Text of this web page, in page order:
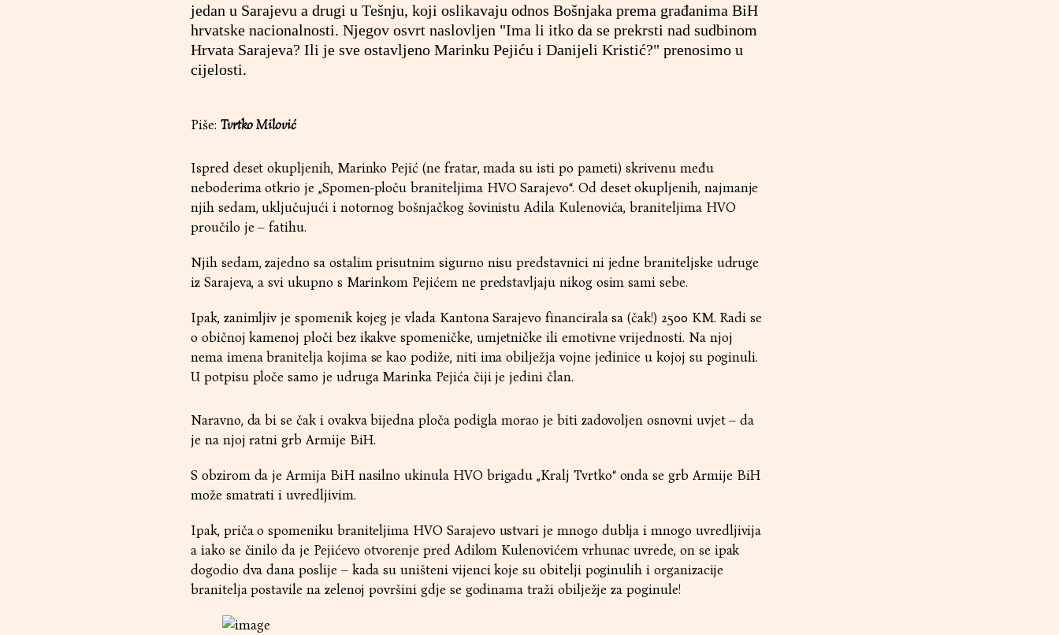
jedan u Sarajevu a drugi u Tešnju, koji oslikavaju odnos Bošnjaka prema građanima BiH
hrvatske nacionalnosti. Njegov osvrt naslovljen "Ima li itko da se prekrsti nad sudbinom
Hrvata Sarajeva? Ili je sve ostavljeno Marinku Pejiću i Danijeli Kristić?" prenosimo u
cijelosti.
Piše: Tvrtko Milović
Ispred deset okupljenih, Marinko Pejić (ne fratar, mada su isti po pameti) skrivenu među
neboderima otkrio je „Spomen-ploču braniteljima HVO Sarajevo“. Od deset okupljenih, najmanje
njih sedam, uključujući i notornog bošnjačkog šovinistu Adila Kulenovića, braniteljima HVO
proučilo je – fatihu.
Njih sedam, zajedno sa ostalim prisutnim sigurno nisu predstavnici ni jedne braniteljske udruge
iz Sarajeva, a svi ukupno s Marinkom Pejićem ne predstavljaju nikog osim sami sebe.
Ipak, zanimljiv je spomenik kojeg je vlada Kantona Sarajevo financirala sa (čak!) 2500 KM. Radi se
o običnoj kamenoj ploči bez ikakve spomeničke, umjetničke ili emotivne vrijednosti. Na njoj
nema imena branitelja kojima se kao podiže, niti ima obilježja vojne jedinice u kojoj su poginuli.
U potpisu ploče samo je udruga Marinka Pejića čiji je jedini član.
Naravno, da bi se čak i ovakva bijedna ploča podigla morao je biti zadovoljen osnovni uvjet – da
je na njoj ratni grb Armije BiH.
S obzirom da je Armija BiH nasilno ukinula HVO brigadu „Kralj Tvrtko“ onda se grb Armije BiH
može smatrati i uvredljivim.
Ipak, priča o spomeniku braniteljima HVO Sarajevo ustvari je mnogo dublja i mnogo uvredljivija
a iako se činilo da je Pejićevo otvorenje pred Adilom Kulenovićem vrhunac uvrede, on se ipak
dogodio dva dana poslije – kada su uništeni vijenci koje su obitelji poginulih i organizacije
branitelja postavile na zelenoj površini gdje se godinama traži obilježje za poginule!